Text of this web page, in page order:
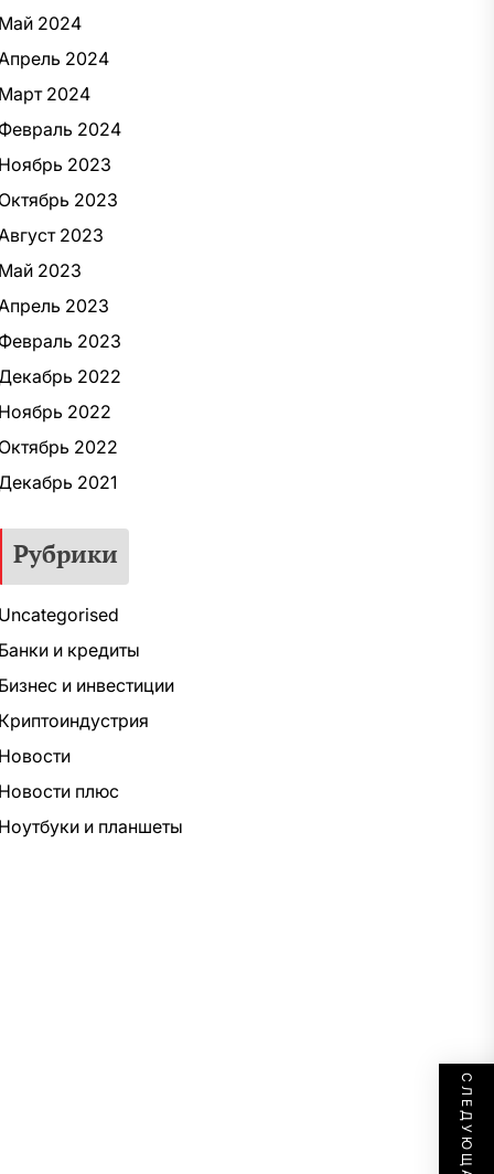
Май 2024
2024
Март 2024
Февраль 2024
Ноябрь 2023
Октябрь 2023
2023
Май 2023
2023
Февраль 2023
2022
Ноябрь 2022
Октябрь 2022
2021
Рубрики
Uncategorised
Банки и кредиты
Бизнес и инвестиции
Криптоиндустрия
Новости
Новости плюс
Ноутбуки и планшеты